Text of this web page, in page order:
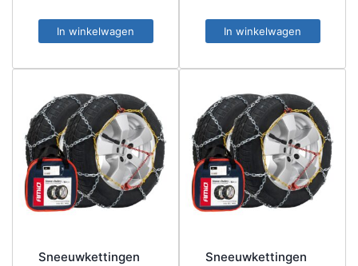
In winkelwagen In winkelwagen
Sneeuwkettingen
Sneeuwkettingen